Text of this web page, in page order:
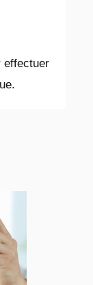
effectuer